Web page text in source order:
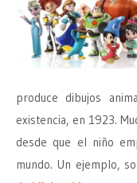
produce dibujos
existencia, en 1923.
desde que el niño
mundo. Un ejemplo,